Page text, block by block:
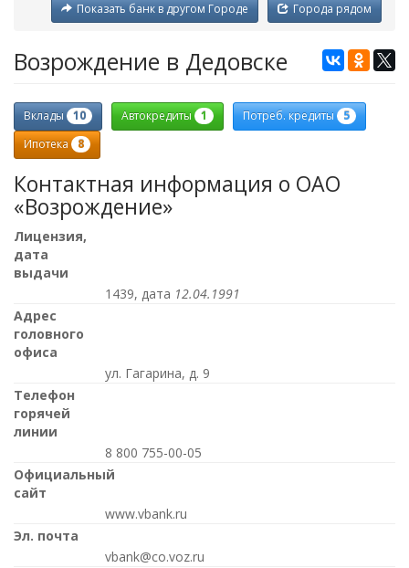
Города рядом
Показать банк в другом Городе
Возрождение в Дедовске
Вклады 10 Автокредиты 1 Потреб. кредиты 5
Ипотека 8
Контактная информация о ОАО
«Возрождение»
Лицензия,
дата
выдачи
1439, дата 12.04.1991
Адрес
головного
офиса
ул. Гагарина, д. 9
Телефон
горячей
линии
8 800 755-00-05
Официальный
сайт
www.vbank.ru
Эл. почта
vbank@co.voz.ru